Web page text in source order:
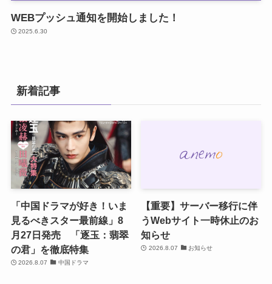
WEBプッシュ通知を開始しました！
2025.6.30
新着記事
「中国ドラマが好き！いま
見るべきスター最前線」8
月27日発売 「逐玉：翡翠
の君」を徹底特集
2026.8.07 中国ドラマ
【重要】サーバー移行に伴
うWebサイト一時休止のお
知らせ
2026.8.07 お知らせ